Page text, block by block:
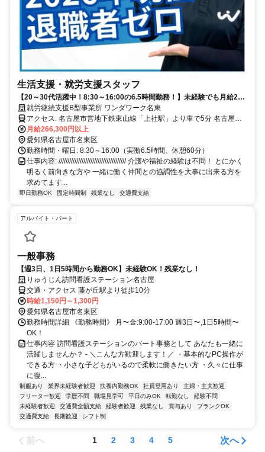
生活支援・就労支援スタッフ
【20～30代活躍中！8:30～16:00の6.5時間勤務！】未経験でも月給26
万以上！賞与年2回！昇給年2回！
就労継続支援B型事業所 ワンダワーク名東
アクセス: 名古屋市営地下鉄東山線「上社駅」より車で5分 名古屋市
営地下鉄東山線「一社駅」より車で6分 名古屋市営地下鉄東山線「本
郷駅」より車で8分 名鉄瀬戸線「大森・金城学院前駅」より車で11分
名古屋市営地下鉄名城線「栄駅」より車で20分 JR各線「名古屋駅」
より車で24分 マイカー通勤OK！無料駐車場完備◎ 長久手市や日進
市、千種区からも車で10〜15分圏内と通勤ラクラクです！
月給266,300円以上
愛知県名古屋市名東区
勤務時間・曜日: 8:30～16:00（実働6.5時間、休憩60分）
仕事内容: ////////////////////////////////////// 介護や福祉の経験は不問！ とにかく
明るく前向きな方や 一緒に働く仲間との協調性を大事に出来る方を
求めてます...
即日勤務OK 固定時間制 残業なし 交通費支給
アルバイト・パート
一般事務
【週3日、1日5時間から勤務OK】未経験OK！残業なし！
りゅうじん訪問看護ステーション名古屋
交通・アクセス 藤が丘駅より徒歩10分
時給1,150円～1,300円
愛知県名古屋市名東区
勤務時間詳細 《勤務時間》 月〜金:9:00-17:00 週3日〜,1日5時間〜
OK！
仕事内容 訪問看護ステーションのパート事務として あなたも一緒に
活躍しませんか？ - ＼こんな方歓迎します！／ ・基本的なPC操作が
できる方 ・小さな子どもがいるので柔軟に働きたい方 ・久々に仕事
に復...
制服あり 業界未経験者歓迎 扶養内勤務OK 社員登用あり
主婦・主夫歓迎
フリーター歓迎
学歴不問 職場見学可 平日のみOK 転勤なし
経験不問
未経験者歓迎
交通費全額支給 経験者歓迎 残業なし 賞与あり
ブランクOK
交通費支給
長期歓迎 シフト制
前へ 1 2 3 4 5 次へ